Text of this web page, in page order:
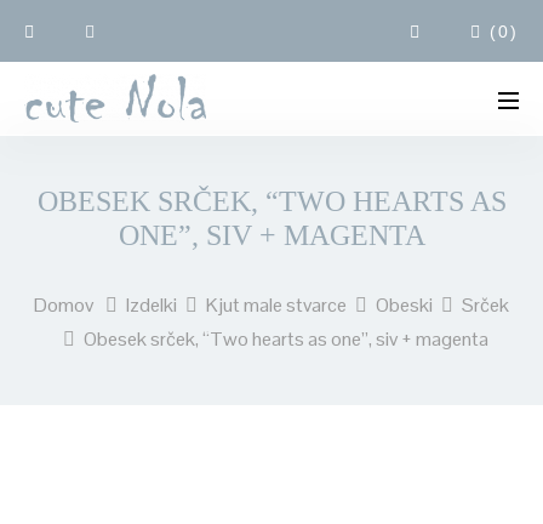
(0)
OBESEK SRČEK, “TWO HEARTS AS
ONE”, SIV + MAGENTA
Domov Izdelki Kjut male stvarce Obeski
Srček
Obesek srček, “Two hearts as one”, siv + magenta